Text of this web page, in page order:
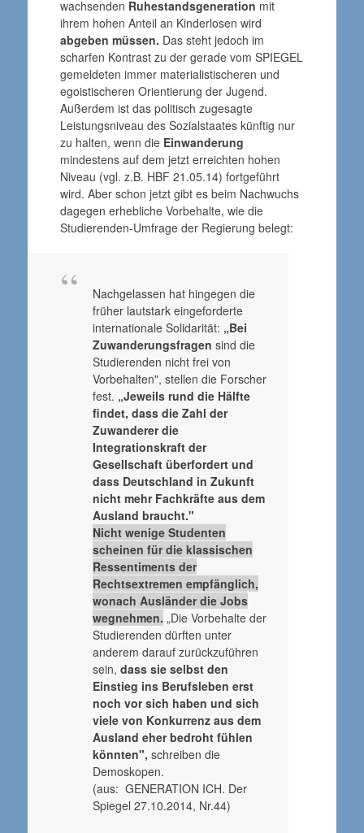
wachsenden Ruhestandsgeneration mit
ihrem hohen Anteil an Kinderlosen wird
abgeben müssen. Das steht jedoch im
scharfen Kontrast zu der gerade vom SPIEGEL
gemeldeten immer materialistischeren und
egoistischeren Orientierung der Jugend.
Außerdem ist das politisch zugesagte
Leistungsniveau des Sozialstaates künftig nur
zu halten, wenn die Einwanderung
mindestens auf dem jetzt erreichten hohen
Niveau (vgl. z.B. HBF 21.05.14) fortgeführt
wird. Aber schon jetzt gibt es beim Nachwuchs
dagegen erhebliche Vorbehalte, wie die
Studierenden-Umfrage der Regierung belegt:
Nachgelassen hat hingegen die
früher lautstark eingeforderte
internationale Solidarität: „Bei
Zuwanderungsfragen sind die
Studierenden nicht frei von
Vorbehalten", stellen die Forscher
fest. „Jeweils rund die Hälfte
findet, dass die Zahl der
Zuwanderer die
Integrationskraft der
Gesellschaft überfordert und
dass Deutschland in Zukunft
nicht mehr Fachkräfte aus dem
Ausland braucht."
Nicht wenige Studenten
scheinen für die klassischen
Ressentiments der
Rechtsextremen empfänglich,
wonach Ausländer die Jobs
wegnehmen. „Die Vorbehalte der
Studierenden dürften unter
anderem darauf zurückzuführen
sein, dass sie selbst den
Einstieg ins Berufsleben erst
noch vor sich haben und sich
viele von Konkurrenz aus dem
Ausland eher bedroht fühlen
könnten", schreiben die
Demoskopen.
(aus: GENERATION ICH. Der
Spiegel 27.10.2014, Nr.44)